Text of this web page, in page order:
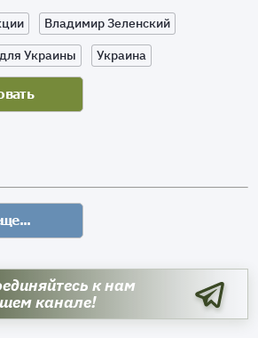
Владимир Зеленский
Украины Украина
к нам
канале!